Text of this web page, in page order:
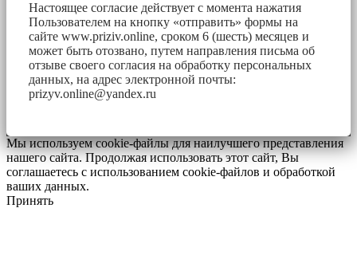
Настоящее согласие действует с момента нажатия
Пользователем на кнопку «отправить» формы на
сайте www.priziv.online, сроком 6 (шесть) месяцев и
может быть отозвано, путем направления письма об
отзыве своего согласия на обработку персональных
данных, на адрес электронной почты:
prizyv.online@yandex.ru
Мы используем cookie-файлы для наилучшего представления
нашего сайта. Продолжая использовать этот сайт, Вы
соглашаетесь с использованием cookie-файлов и обработкой
ваших данных.
Принять